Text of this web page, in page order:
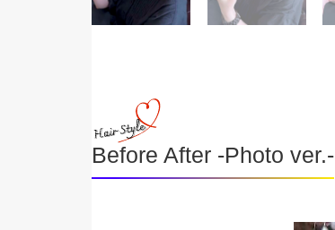
Before After -Photo ver.-